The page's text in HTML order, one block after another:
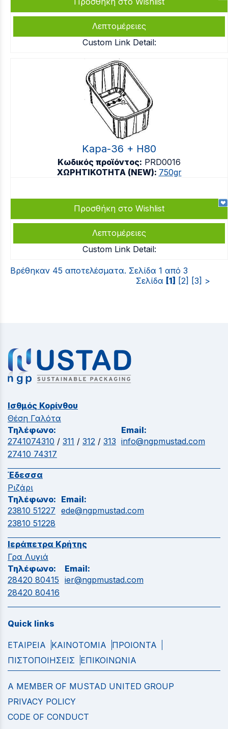
Λεπτομέρειες
Custom Link Detail:
Kapa-36 + H80
Κωδικός προϊόντος: PRD0016
ΧΩΡΗΤΙΚΟΤΗΤΑ (NEW): 750gr
Προσθήκη στο Wishlist
Λεπτομέρειες
Custom Link Detail:
Βρέθηκαν 45 αποτελέσματα. Σελίδα 1 από 3
Σελίδα [1] [2] [3] >
Ισθμός Κορίνθου
Θέση Γαλότα
Τηλέφωνο:
2741074310 / 311 / 312 / 313
27410 74317
Email:
info@ngpmustad.com
Έδεσσα
Ριζάρι
Τηλέφωνο:
23810 51227
23810 51228
Email:
ede@ngpmustad.com
Ιεράπετρα Κρήτης
Γρα Λυγιά
Τηλέφωνο:
28420 80415
28420 80416
Email:
ier@ngpmustad.com
Quick links
ΕΤΑΙΡΕΙΑ ΚΑΙΝΟΤΟΜΙΑ
ΠΡΟΙΟΝΤΑ
ΠΙΣΤΟΠΟΙΗΣΕΙΣ
ΕΠΙΚΟΙΝΩΝΙΑ
A MEMBER OF MUSTAD UNITED GROUP
PRIVACY POLICY
CODE OF CONDUCT